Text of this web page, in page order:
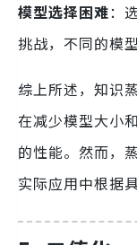
模型选择困难：
挑战，不同的模
综上所述，知识
在减少模型大小
的性能。然而，
实际应用中根据